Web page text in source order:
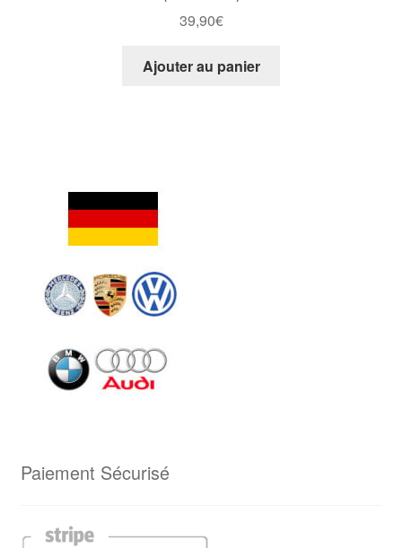
39,90€
Ajouter au panier
Paiement Sécurisé